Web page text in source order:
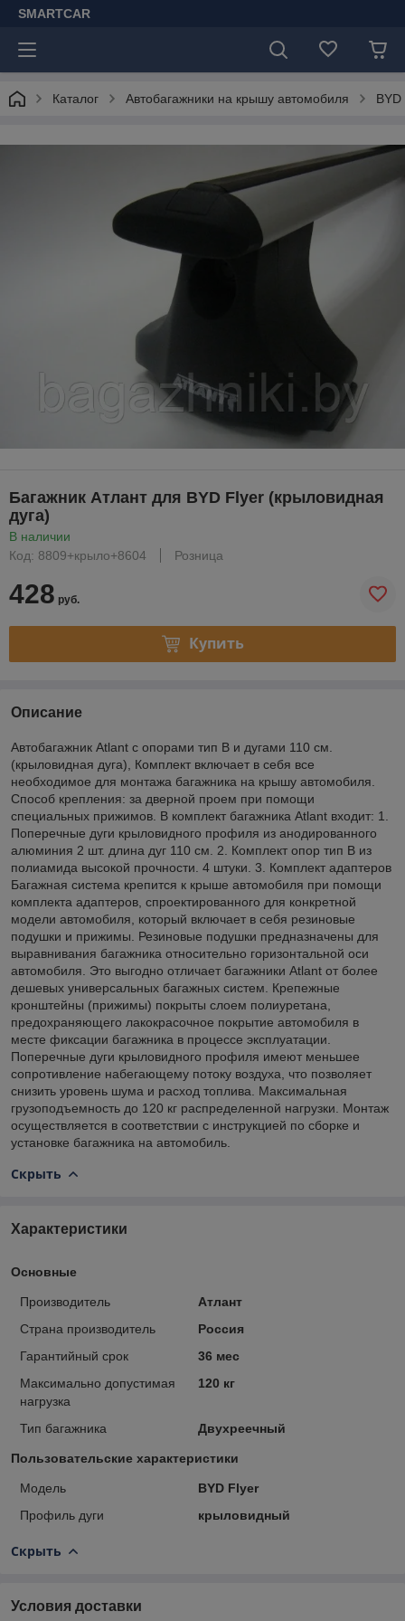
SMARTCAR
Каталог Автобагажники на крышу автомобиля BYD
Багажник Атлант для BYD Flyer (крыловидная
дуга)
В наличии
Код: 8809+крыло+8604
Розница
428 руб.
Купить
Описание
Автобагажник Atlant с опорами тип B и дугами 110 см.
(крыловидная дуга), Комплект включает в себя все
необходимое для монтажа багажника на крышу автомобиля.
Способ крепления: за дверной проем при помощи
специальных прижимов. В комплект багажника Atlant входит: 1.
Поперечные дуги крыловидного профиля из анодированного
алюминия 2 шт. длина дуг 110 см. 2. Комплект опор тип B из
полиамида высокой прочности. 4 штуки. 3. Комплект адаптеров
Багажная система крепится к крыше автомобиля при помощи
комплекта адаптеров, спроектированного для конкретной
модели автомобиля, который включает в себя резиновые
подушки и прижимы. Резиновые подушки предназначены для
выравнивания багажника относительно горизонтальной оси
автомобиля. Это выгодно отличает багажники Atlant от более
дешевых универсальных багажных систем. Крепежные
кронштейны (прижимы) покрыты слоем полиуретана,
предохраняющего лакокрасочное покрытие автомобиля в
месте фиксации багажника в процессе эксплуатации.
Поперечные дуги крыловидного профиля имеют меньшее
сопротивление набегающему потоку воздуха, что позволяет
снизить уровень шума и расход топлива. Максимальная
грузоподъемность до 120 кг распределенной нагрузки. Монтаж
осуществляется в соответствии с инструкцией по сборке и
установке багажника на автомобиль.
Скрыть
Характеристики
Основные
Производитель
Атлант
Страна производитель
Россия
Гарантийный срок
36 мес
Максимально допустимая
нагрузка
120 кг
Тип багажника Двухреечный
Пользовательские характеристики
Модель
BYD Flyer
Профиль дуги
крыловидный
Скрыть
Условия доставки